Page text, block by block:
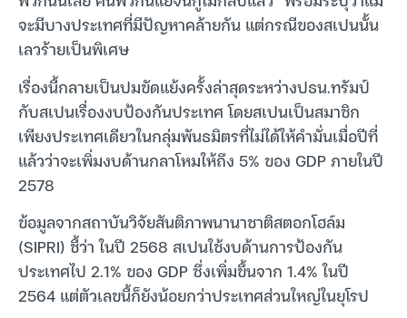
จะมีบางประเทศที่มีปัญหาคล้ายกัน แต่กรณีของสเปนนั้น
เลวร้ายเป็นพิเศษ
เรื่องนี้กลายเป็นปมขัดแย้งครั้งล่าสุดระหว่างปธน.ทรัมป์
กับสเปนเรื่องงบป้องกันประเทศ โดยสเปนเป็นสมาชิก
เพียงประเทศเดียวในกลุ่มพันธมิตรที่ไม่ได้ให้คำมั่นเมื่อปีที่
แล้วว่าจะเพิ่มงบด้านกลาโหมให้ถึง 5% ของ GDP ภายในปี
2578
ข้อมูลจากสถาบันวิจัยสันติภาพนานาชาติสตอกโฮล์ม
(SIPRI) ชี้ว่า ในปี 2568 สเปนใช้งบด้านการป้องกัน
ประเทศไป 2.1% ของ GDP ซึ่งเพิ่มขึ้นจาก 1.4% ในปี
2564 แต่ตัวเลขนี้ก็ยังน้อยกว่าประเทศส่วนใหญ่ในยุโรป